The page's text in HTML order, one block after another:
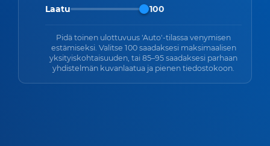
Laatu 100
Pidä toinen ulottuvuus 'Auto'-tilassa venymisen
estämiseksi. Valitse 100 saadaksesi maksimaalisen
yksityiskohtaisuuden, tai 85–95 saadaksesi parhaan
yhdistelmän kuvanlaatua ja pienen tiedostokoon.